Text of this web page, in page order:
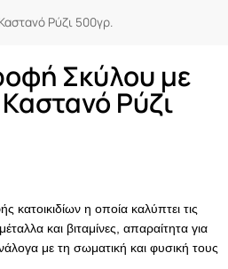
Ρύζι 500γρ.
Σκύλου με
Ρύζι
κατοικιδίων η οποία καλύπτει τις
και βιταμίνες, απαραίτητα για
με τη σωματική και φυσική τους